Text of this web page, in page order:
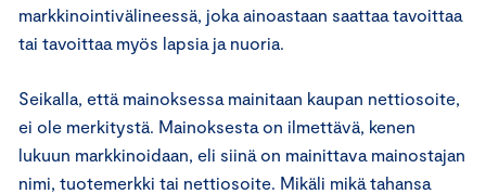
markkinointivälineessä, joka ainoastaan saattaa tavoittaa
tai tavoittaa myös lapsia ja nuoria.
Seikalla, että mainoksessa mainitaan kaupan nettiosoite,
ei ole merkitystä. Mainoksesta on ilmettävä, kenen
lukuun markkinoidaan, eli siinä on mainittava mainostajan
nimi, tuotemerkki tai nettiosoite. Mikäli mikä tahansa